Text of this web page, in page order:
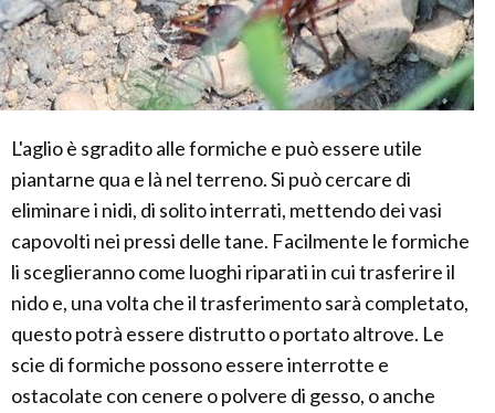
L'aglio è sgradito alle formiche e può essere utile
piantarne qua e là nel terreno. Si può cercare di
eliminare i nidi, di solito interrati, mettendo dei vasi
capovolti nei pressi delle tane. Facilmente le formiche
li sceglieranno come luoghi riparati in cui trasferire il
nido e, una volta che il trasferimento sarà completato,
questo potrà essere distrutto o portato altrove. Le
scie di formiche possono essere interrotte e
ostacolate con cenere o polvere di gesso, o anche